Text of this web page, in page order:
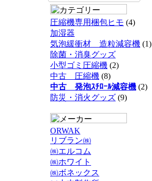
圧縮機専用梱包ヒモ (4)
加湿器
気泡緩衝材 造粒減容機 (1)
除菌・消臭グッズ
小型ゴミ圧縮機 (2)
中古 圧縮機 (8)
中古 発泡ｽﾁﾛｰﾙ減容機 (2)
防災・消火グッズ (9)
ORWAK
リブラン㈱
㈱エルコム
㈱ホワイト
㈱ボネックス